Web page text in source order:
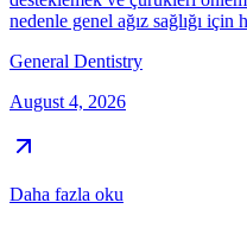
nedenle genel ağız sağlığı için
General Dentistry
August 4, 2026
Daha fazla oku